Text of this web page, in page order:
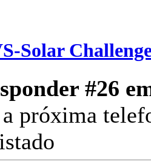
Solar
#26
a próxima